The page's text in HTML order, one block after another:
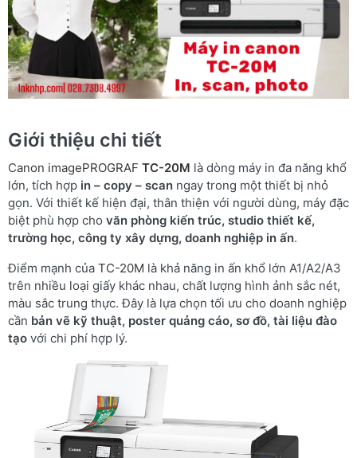
Giới thiệu chi tiết
Canon imagePROGRAF TC-20M là dòng máy in đa năng khổ
lớn, tích hợp in – copy – scan ngay trong một thiết bị nhỏ
gọn. Với thiết kế hiện đại, thân thiện với người dùng, máy đặc
biệt phù hợp cho văn phòng kiến trúc, studio thiết kế,
trường học, công ty xây dựng, doanh nghiệp in ấn.
Điểm mạnh của TC-20M là khả năng in ấn khổ lớn A1/A2/A3
trên nhiều loại giấy khác nhau, chất lượng hình ảnh sắc nét,
màu sắc trung thực. Đây là lựa chọn tối ưu cho doanh nghiệp
cần bản vẽ kỹ thuật, poster quảng cáo, sơ đồ, tài liệu đào
tạo với chi phí hợp lý.